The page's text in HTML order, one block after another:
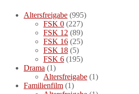
Altersfreigabe (995)
FSK 0 (227)
FSK 12 (89)
FSK 16 (25)
FSK 18 (5)
FSK 6 (195)
Drama (1)
Altersfreigabe (1)
Familienfilm (1)